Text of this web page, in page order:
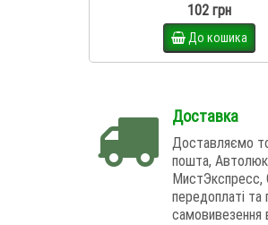
102 грн
До кошика
Доставка
Доставляємо
пошта,
МистЭкспресс,
передоплаті та
самовивезення